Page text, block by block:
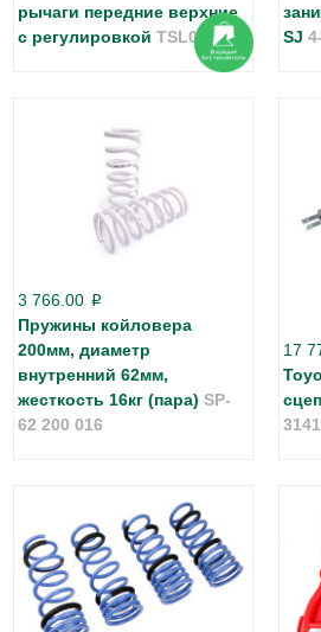
рычаги передние верхние
с регулировкой TSL000078
SJ
3 766.00 p
Пружины койловера
200мм, диаметр
внутренний 62мм,
жесткость 16кг (пара) SP-
62 200 016
17